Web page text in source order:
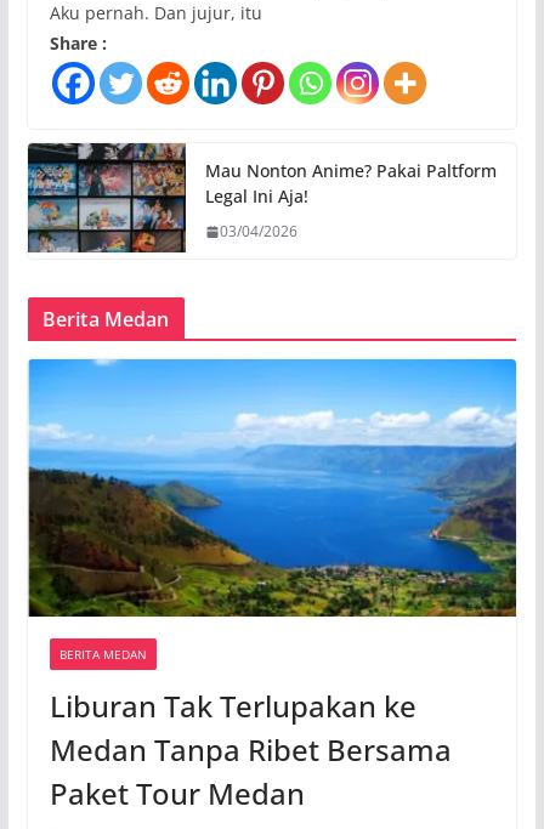
Aku pernah. Dan jujur, itu
Share :
Mau Nonton Anime? Pakai Paltform
Legal Ini Aja!
03/04/2026
Berita Medan
BERITA MEDAN
Liburan Tak Terlupakan ke
Medan Tanpa Ribet Bersama
Paket Tour Medan